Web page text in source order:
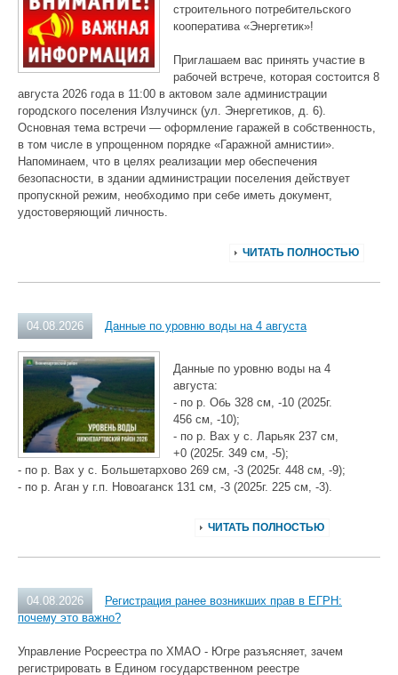
строительного потребительского
кооператива «Энергетик»!
Приглашаем вас принять участие в
рабочей встрече, которая состоится 8
августа 2026 года в 11:00 в актовом зале администрации
городского поселения Излучинск (ул. Энергетиков, д. 6).
Основная тема встречи — оформление гаражей в собственность,
в том числе в упрощенном порядке «Гаражной амнистии».
Напоминаем, что в целях реализации мер обеспечения
безопасности, в здании администрации поселения действует
пропускной режим, необходимо при себе иметь документ,
удостоверяющий личность.
ЧИТАТЬ ПОЛНОСТЬЮ
04.08.2026 Данные по уровню воды на 4 августа
Данные по уровню воды на 4
августа:
- по р. Обь 328 см, -10 (2025г.
456 см, -10);
- по р. Вах у с. Ларьяк 237 см,
+0 (2025г. 349 см, -5);
- по р. Вах у с. Большетархово 269 см, -3 (2025г. 448 см, -9);
- по р. Аган у г.п. Новоаганск 131 см, -3 (2025г. 225 см, -3).
ЧИТАТЬ ПОЛНОСТЬЮ
04.08.2026
Регистрация ранее возникших прав в ЕГРН:
почему это важно?
Управление Росреестра по ХМАО - Югре разъясняет, зачем
регистрировать в Едином государственном реестре